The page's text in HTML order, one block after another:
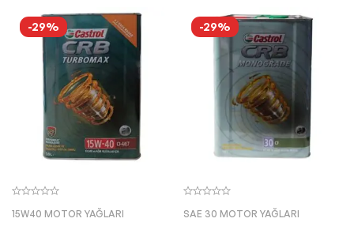
-29%
15W40 MOTOR YAĞLARI
-29%
SAE 30 MOTOR YAĞLARI